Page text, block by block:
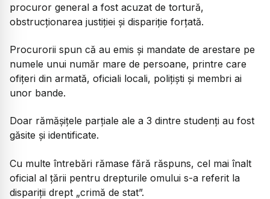
procuror general a fost acuzat de tortură,
obstrucționarea justiției și dispariție forțată.
Procurorii spun că au emis și mandate de arestare pe
numele unui număr mare de persoane, printre care
ofițeri din armată, oficiali locali, polițiști și membri ai
unor bande.
Doar rămășițele parțiale ale a 3 dintre studenți au fost
găsite și identificate.
Cu multe întrebări rămase fără răspuns, cel mai înalt
oficial al țării pentru drepturile omului s-a referit la
dispariții drept „crimă de stat”.